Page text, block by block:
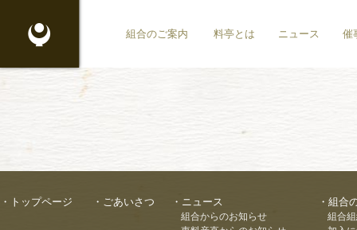
組合のご案内
料亭とは ニュース 催
トップページ ごあいさつ ニュース
組合からのお知らせ
組合
組合